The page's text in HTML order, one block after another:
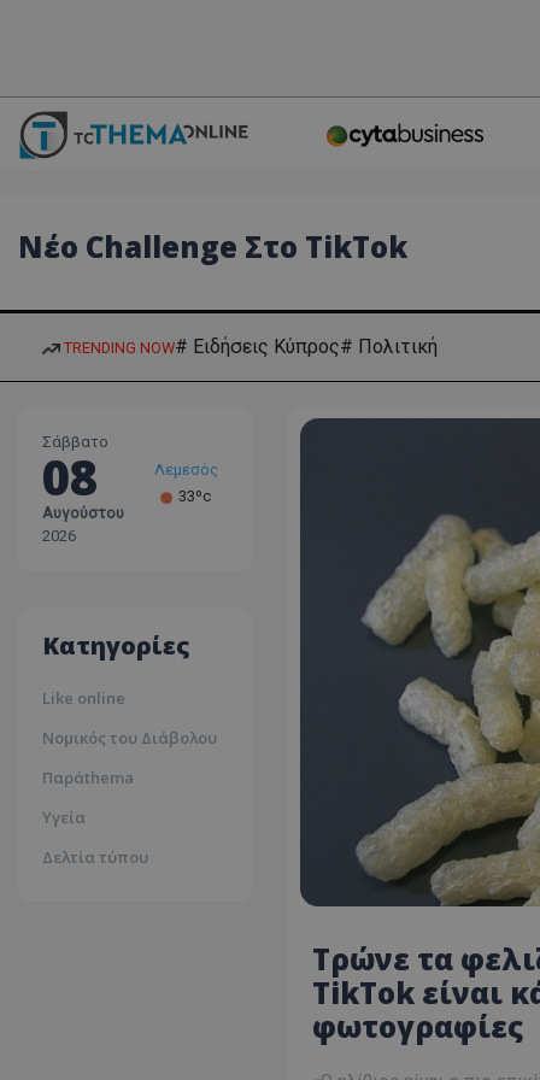
Νέο Challenge Στο TikTok
TRENDING NOW# Ειδήσεις Κύπρος# Πολιτική
Σάββατο
08
Αυγούστου
2026
Λεμεσός
33ºc
Κατηγορίες
Like online
Νομικός του Διάβολου
Παράthema
Υγεία
Δελτία τύπου
Τρώνε τα
TikTok είναι
φωτογραφίες